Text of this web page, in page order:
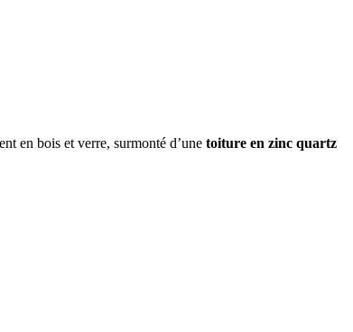
en bois et verre, surmonté d’une toiture en zinc quartz